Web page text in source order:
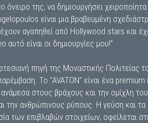
της, να δημιουργήσει
είναι μια βραβευμένη
αγαπηθεί από Hollywood stars και
αυτό είναι οι δημιουργίες μου!”
πηγή της Μοναστικής Πολιτείας
Το “AVATON” είναι ένα
στους βράχους και την ομίχλη
την ανθρώπινους ρύπους. Η γεύση και
των επιβλαβών στοιχείων, οφείλεται